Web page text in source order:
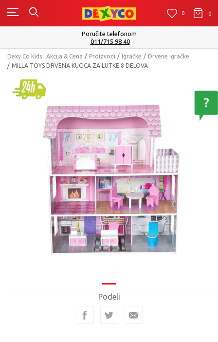
0 0 0
Isporuku možete očekivati u roku od 2 do 4 radna dana!
Pogledaj više
Dexy Co Kids | Akcija & Cena Proizvodi Igračke
Drvene igračke
MILLA TOYS DRVENA KUCICA ZA LUTKE 8 DELOVA
Podeli